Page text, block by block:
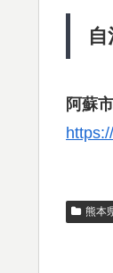
阿蘇市
熊本